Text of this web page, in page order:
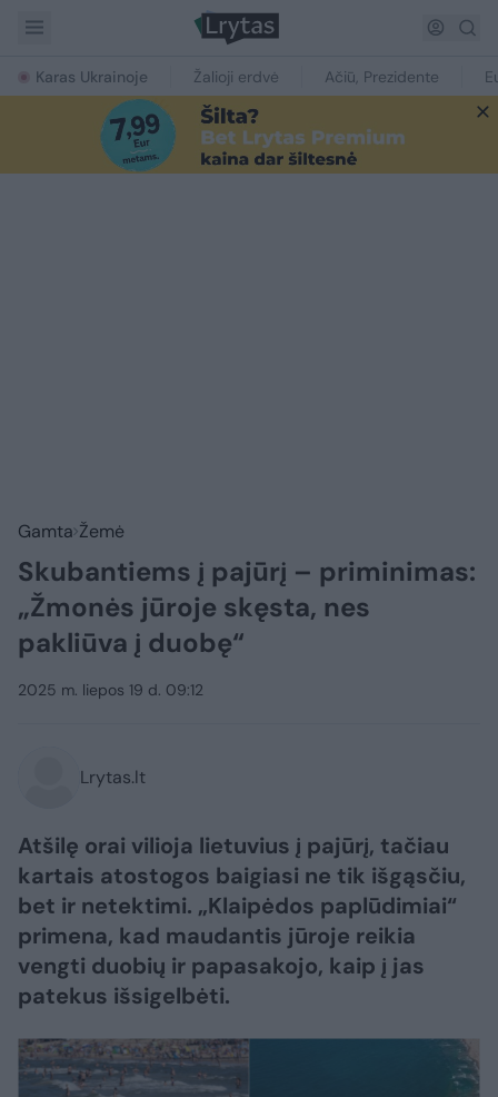
Karas Ukrainoje Žalioji erdvė Ačiū, Prezidente
Gamta Žemė
Skubantiems į pajūrį – priminimas:
„Žmonės jūroje skęsta, nes
pakliūva į duobę“
2025 m. liepos 19 d. 09:12
Lrytas.lt
Atšilę orai vilioja lietuvius į pajūrį, tačiau
kartais atostogos baigiasi ne tik išgąsčiu,
bet ir netektimi. „Klaipėdos paplūdimiai“
primena, kad maudantis jūroje reikia
vengti duobių ir papasakojo, kaip į jas
patekus išsigelbėti.